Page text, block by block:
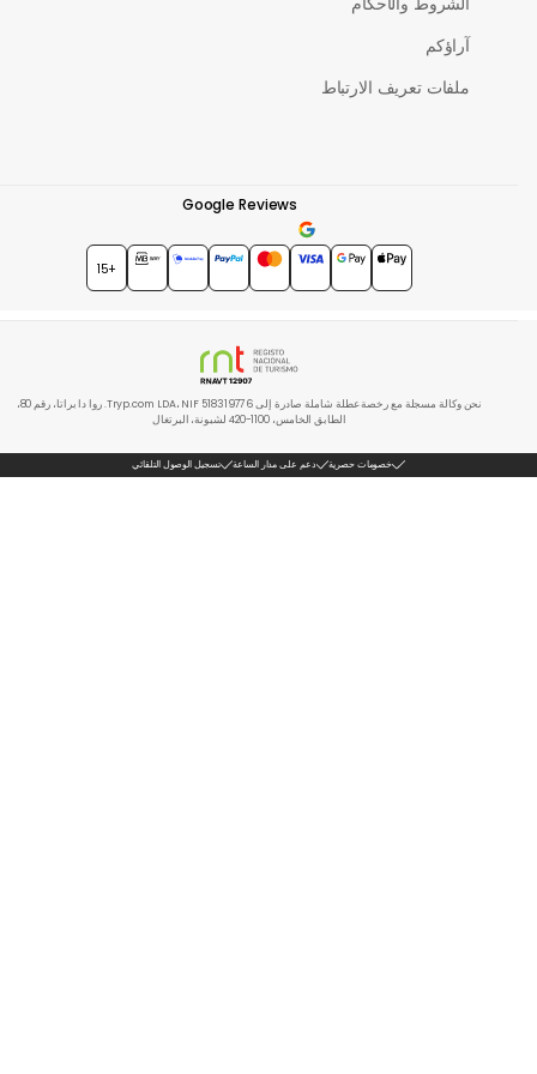
ملفات تعريف الارتباط
Google Reviews
4.7
★★★★★
+15
نحن وكالة مسجلة مع رخصة عطلة شاملة صادرة إلى Tryp.com LDA، NIF 518319776. روا دا براتا، رقم 80،
الطابق الخامس، 1100-420 لشبونة، البرتغال
خصومات حصرية دعم على مدار الساعة تسجيل الوصول التلقائي